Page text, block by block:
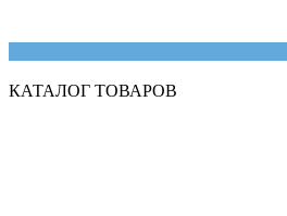
КАТАЛОГ ТОВАРОВ